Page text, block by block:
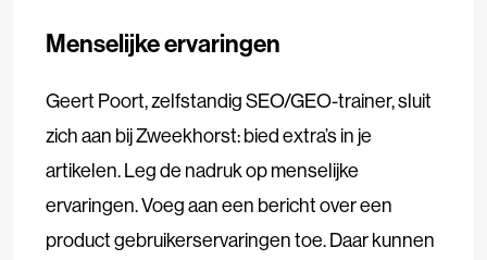
Menselijke ervaringen
Geert Poort, zelfstandig SEO/GEO-trainer, sluit
zich aan bij Zweekhorst: bied extra’s in je
artikelen. Leg de nadruk op menselijke
ervaringen. Voeg aan een bericht over een
product gebruikerservaringen toe. Daar kunnen